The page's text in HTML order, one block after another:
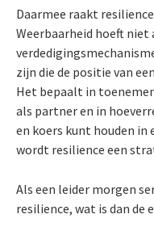
Daarmee raakt
Weerbaarheid hoeft niet
zijn die de positie van
Het bepaalt in
als partner en in
en koers kunt houden in
wordt resilience een
Als een leider morgen
resilience, wat is dan de